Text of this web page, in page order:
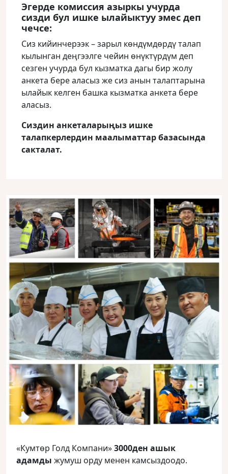
Эгерде комиссия азыркы учурда
сизди бул ишке ылайыктуу эмес деп
чечсе:
Сиз кийинчерээк – зарыл көндүмдөрдү талап
кылынган деңгээлге чейин өнүктүрдүм деп
сезген учурда бул кызматка дагы бир жолу
анкета бере аласыз же сиз анын талаптарына
ылайык келген башка кызматка анкета бере
аласыз.
Сиздин анкеталарыңыз ишке
талапкерлердин маалыматтар базасында
сакталат.
«Кумтөр Голд Компани»3000ден ашык
адамды жумуш орду менен камсыздоодо.